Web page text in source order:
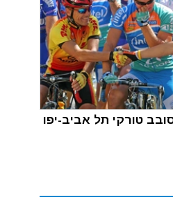
טורקי תל אביב-יפו